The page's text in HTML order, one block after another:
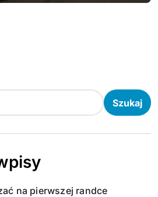
Szukaj
na pierwszej randce